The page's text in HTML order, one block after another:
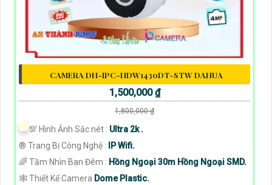
CAMERA DH-IPC-HDW1430DT-STW DAHUA
1,500,000 ₫
1,800,000 ₫
💯 Hình Ảnh Sắc nét : Ultra 2k .
®️ Trang Bị Công Nghệ :
IP Wifi.
🌈 Tầm Nhìn Ban Đêm : Hồng Ngoại 30m Hồng Ngoại SMD.
🕸️ Thiết Kế Camera Dome Plastic.